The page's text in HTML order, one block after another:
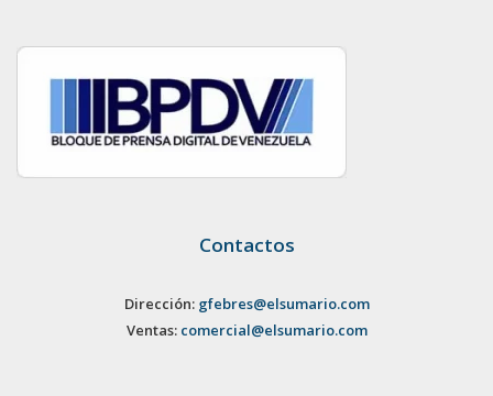
Contactos
Dirección: gfebres@elsumario.com
Ventas: comercial@elsumario.com